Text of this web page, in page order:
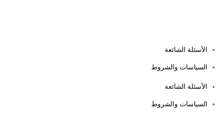
الأسئلة الشائعة
السياسات والشروط
الأسئلة الشائعة
السياسات والشروط